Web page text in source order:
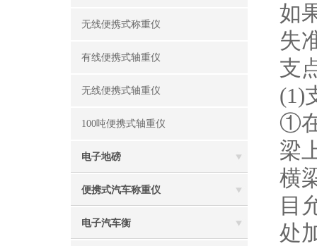
无线便携式称重仪
有线便携式轴重仪
无线便携式轴重仪
100吨便携式轴重仪
电子地磅
便携式汽车称重仪
电子汽车衡
如
失
支
(1)
①
梁
横
目
处